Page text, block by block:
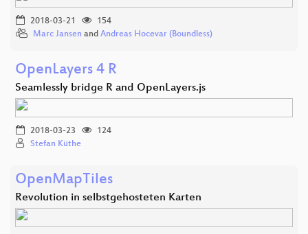
2018-03-21
154
Marc Jansen and Andreas Hocevar (Boundless)
OpenLayers 4 R
Seamlessly bridge R and OpenLayers.js
2018-03-23
124
Stefan Küthe
OpenMapTiles
Revolution in selbstgehosteten Karten